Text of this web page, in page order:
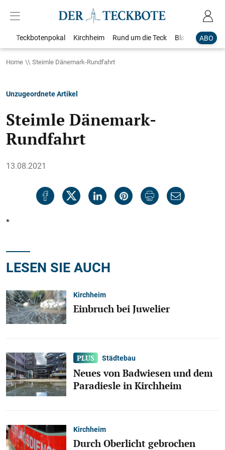
ABO
Teckbotenpokal Kirchheim Rund um die Teck Blaulicht
Home Steimle Dänemark-Rundfahrt
Unzugeordnete Artikel
Steimle Dänemark-
Rundfahrt
13.08.2021
*
LESEN SIE AUCH
Kirchheim
Einbruch bei Juwelier
Städtebau
Neues von Badwiesen und dem
Paradiesle in Kirchheim
Kirchheim
Durch Oberlicht gebrochen